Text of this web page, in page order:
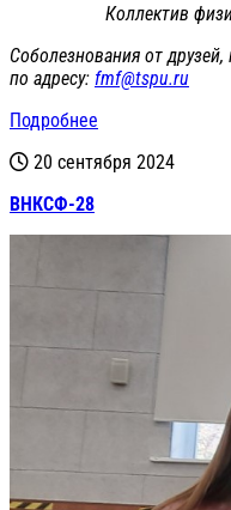
Коллектив
Соболезнования от
по адресу: fmf@tspu.ru
Подробнее
20 сентября 2024
ВНКСФ-28